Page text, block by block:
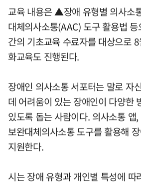
교육 내용은 ▲장애 유형별 의사소
대체의사소통(AAC) 도구 활용법
간의 기초교육 수료자를 대상으로
화교육도 진행된다.
장애인 의사소통 서포터는 말로 자
데 어려움이 있는 장애인이 다양한
있도록 돕는 사람이다. 의사소통 앱
보완대체의사소통 도구를 활용해
지원한다.
시는 장애 유형과 개인별 특성에 따